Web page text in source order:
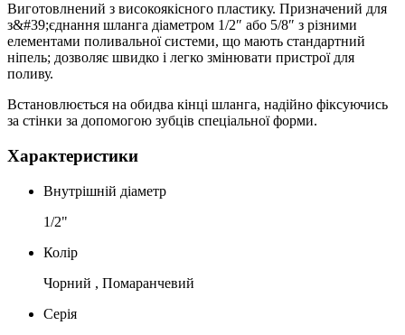
Виготовлнений з високоякісного пластику. Призначений для
з&#39;єднання шланга діаметром 1/2″ або 5/8″ з різними
елементами поливальної системи, що мають стандартний
ніпель; дозволяє швидко і легко змінювати пристрої для
поливу.
Встановлюється на обидва кінці шланга, надійно фіксуючись
за стінки за допомогою зубців спеціальної форми.
Характеристики
Внутрішній діаметр
1/2"
Колір
Чорний , Помаранчевий
Серія